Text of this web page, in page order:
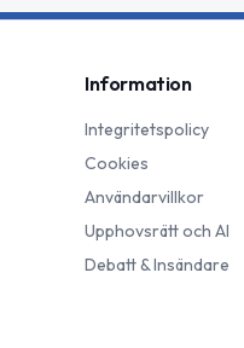
Information
Integritetspolicy
Cookies
Användarvillkor
Upphovsrätt och AI
Debatt & Insändare